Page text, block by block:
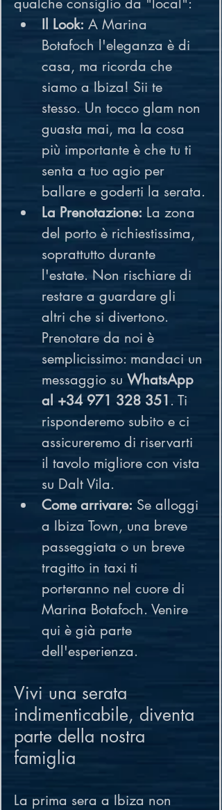
qualche consiglio da "local":
Il Look: A Marina
Botafoch l'eleganza è di
casa, ma ricorda che
siamo a Ibiza! Sii te
stesso. Un tocco glam non
guasta mai, ma la cosa
più importante è che tu ti
senta a tuo agio per
ballare e goderti la serata.
La Prenotazione: La zona
del porto è richiestissima,
soprattutto durante
l'estate. Non rischiare di
restare a guardare gli
altri che si divertono.
Prenotare da noi è
semplicissimo: mandaci un
messaggio su WhatsApp
al +34 971 328 351. Ti
risponderemo subito e ci
assicureremo di riservarti
il tavolo migliore con vista
su Dalt Vila.
Come arrivare: Se alloggi
a Ibiza Town, una breve
passeggiata o un breve
tragitto in taxi ti
porteranno nel cuore di
Marina Botafoch. Venire
qui è già parte
dell'esperienza.
Vivi una serata
indimenticabile, diventa
parte della nostra
famiglia
La prima sera a Ibiza non